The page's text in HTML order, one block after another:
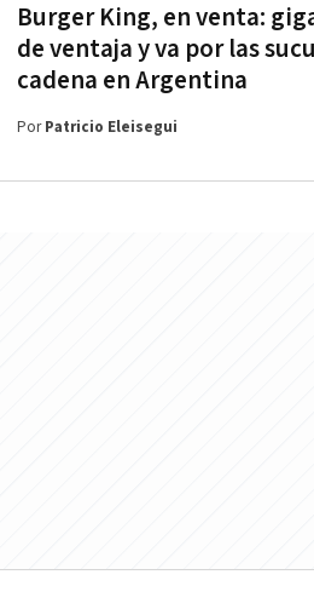
Burger King, en venta:
de ventaja y va por las
cadena en Argentina
PorPatricio Eleisegui